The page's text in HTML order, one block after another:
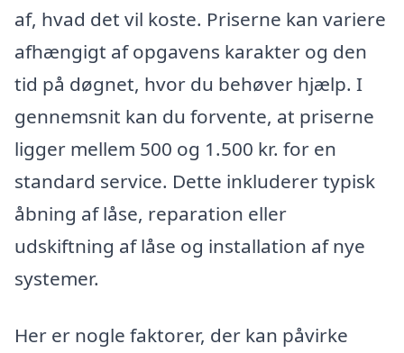
af, hvad det vil koste. Priserne kan variere
afhængigt af opgavens karakter og den
tid på døgnet, hvor du behøver hjælp. I
gennemsnit kan du forvente, at priserne
ligger mellem 500 og 1.500 kr. for en
standard service. Dette inkluderer typisk
åbning af låse, reparation eller
udskiftning af låse og installation af nye
systemer.
Her er nogle faktorer, der kan påvirke